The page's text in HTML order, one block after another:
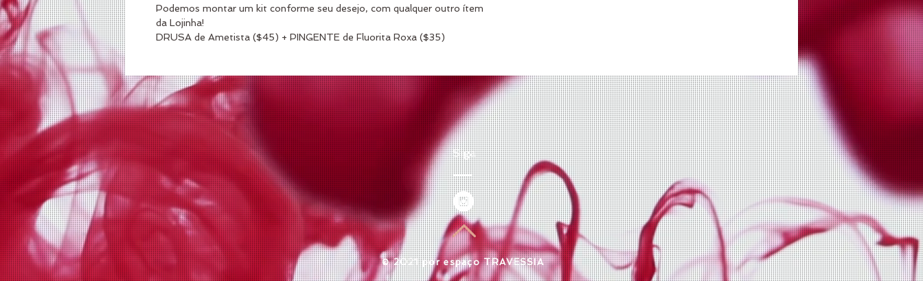
Podemos montar um kit conforme seu desejo, com qualquer outro ítem
da Lojinha!
DRUSA de Ametista ($45) + PINGENTE de Fluorita Roxa ($35)
Siga
​© 2021 por espaço TRAVESSIA